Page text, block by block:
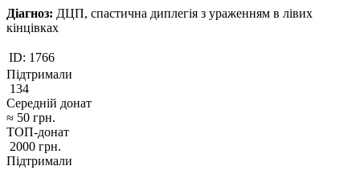
Діагноз: ДЦП, спастична диплегiя з ураженням в лiвих
кiнцiвках
ID: 1766
Підтримали
134
Середній донат
≈ 50 грн.
ТОП-донат
2000 грн.
Підтримали